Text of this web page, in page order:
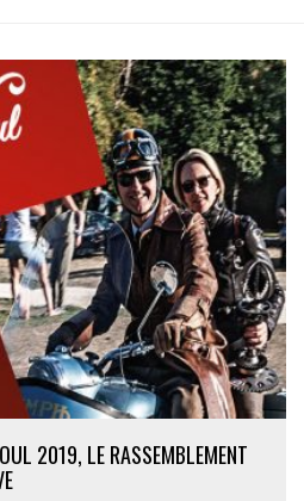
2019, LE RASSEMBLEMENT